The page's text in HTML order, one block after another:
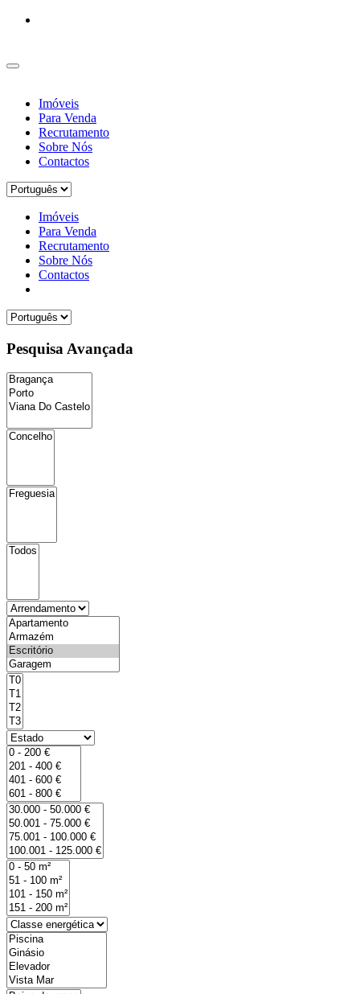
Imóveis
Para Venda
Recrutamento
Sobre Nós
Contactos
Imóveis
Para Venda
Recrutamento
Sobre Nós
Contactos
Pesquisa Avançada